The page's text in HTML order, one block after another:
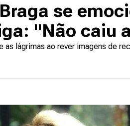
se
"Não caiu
as lágrimas ao rever imagens de